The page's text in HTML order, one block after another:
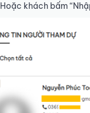
Hoặc khách bấm